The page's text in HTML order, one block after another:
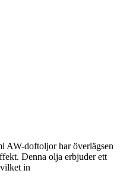
AW-doftoljor har överlägsen
Denna olja erbjuder ett
in